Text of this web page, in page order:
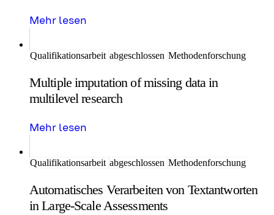
Mehr lesen
Qualifikationsarbeit abgeschlossen Methodenforschung
Multiple imputation of missing data in
multilevel research
Mehr lesen
Qualifikationsarbeit abgeschlossen Methodenforschung
Automatisches Verarbeiten von Textantworten
in Large-Scale Assessments